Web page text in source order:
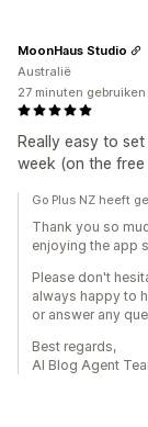
Really easy to
week (on the
MoonHaus Studio
Australië
27 minuten gebruiken
Go Plus NZ heeft
Thank you so
enjoying the app
Please don't
always happy to
or answer any
Best regards,
AI Blog Agent